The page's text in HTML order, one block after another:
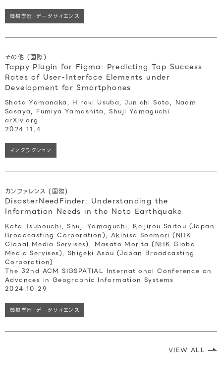
機械学習・データサイエンス
その他 (国際)
Tappy Plugin for Figma: Predicting Tap Success
Rates of User-Interface Elements under
Development for Smartphones
Shota Yamanaka, Hiroki Usuba, Junichi Sato, Naomi
Sasaya, Fumiya Yamashita, Shuji Yamaguchi
arXiv.org
2024.11.4
インタラクション
カンファレンス (国際)
DisasterNeedFinder: Understanding the
Information Needs in the Noto Earthquake
Kota Tsubouchi, Shuji Yamaguchi, Keijirou Saitou (Japan
Broadcasting Corporation), Akihisa Soemori (NHK
Global Media Servises), Masato Morita (NHK Global
Media Servises), Shigeki Asou (Japan Broadcasting
Corporation)
The 32nd ACM SIGSPATIAL International Conference on
Advances in Geographic Information Systems
2024.10.29
機械学習・データサイエンス
VIEW ALL